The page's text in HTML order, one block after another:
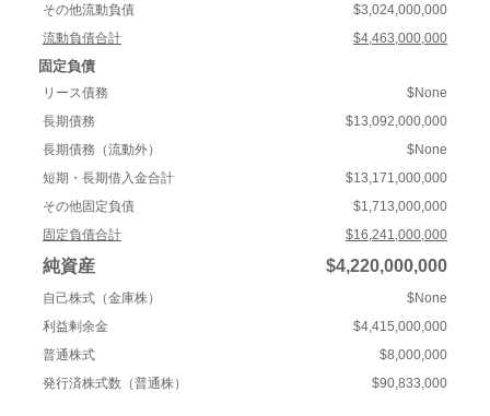
その他流動負債
$3,024,000,000
流動負債合計
$4,463,000,000
固定負債
リース債務
$None
長期債務
$13,092,000,000
長期債務（流動外）
$None
短期・長期借入金合計
$13,171,000,000
その他固定負債
$1,713,000,000
固定負債合計
$16,241,000,000
純資産 $4,220,000,000
自己株式（金庫株）
$None
利益剰余金
$4,415,000,000
普通株式
$8,000,000
発行済株式数（普通株）
$90,833,000